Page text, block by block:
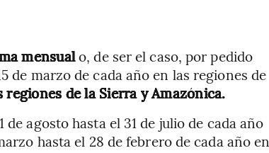
mensualo, de ser el caso, por pedido
de marzo de cada año en las regiones de
regiones de la Sierra y Amazónica.
agosto hasta el 31 de julio de cada año
hasta el 28 de febrero de cada año en